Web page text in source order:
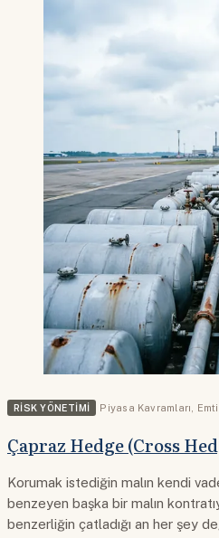
RISK YÖNETIMI Piyasa Kavramları
Çapraz Hedge (Cross
Korumak istediğin malın kendi
benzeyen başka bir malın
benzerliğin çatladığı an her şey